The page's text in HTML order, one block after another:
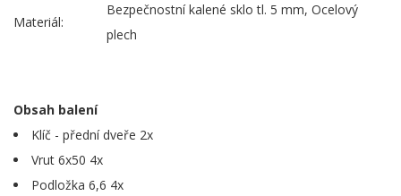
Materiál:
Bezpečnostní kalené sklo tl. 5 mm, Ocelový
plech
Obsah balení
Klíč - přední dveře 2x
Vrut 6x50 4x
Podložka 6,6 4x